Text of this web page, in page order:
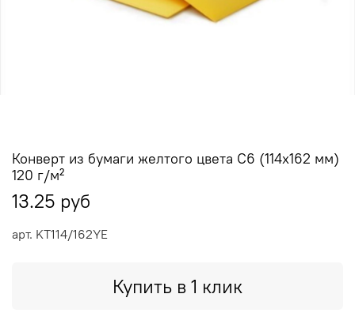
арт. KT114/162YE
Конверт из бумаги желтого цвета C6 (114х162 мм)
120 г/м²
13.25 руб
Купить в 1 клик